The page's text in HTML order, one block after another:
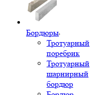
Бордюры
Тротуарный
поребрик
Тротуарный
шарнирный
бордюр